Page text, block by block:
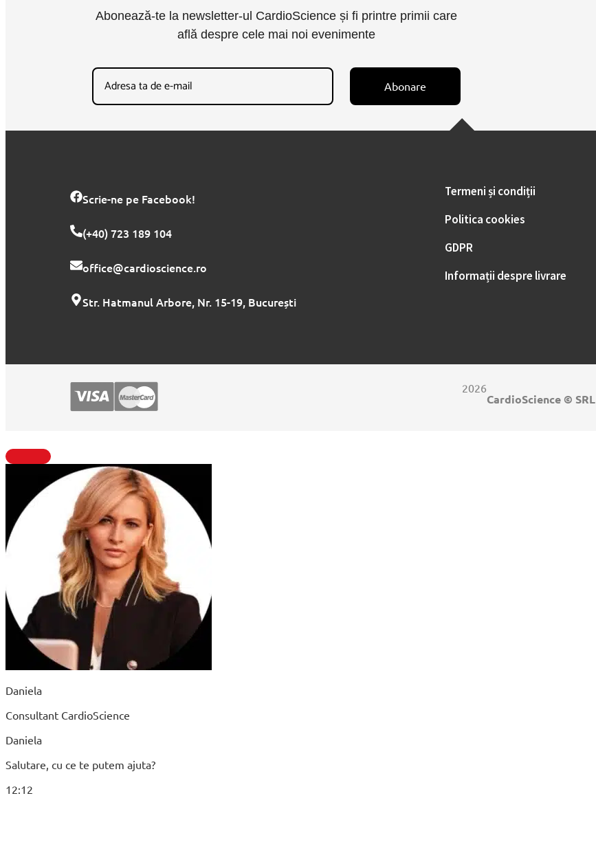
Abonează-te la newsletter-ul CardioScience și fi printre primii care
află despre cele mai noi evenimente
Abonare
Scrie-ne pe Facebook!
(+40) 723 189 104
office@cardioscience.ro
Str. Hatmanul Arbore, Nr. 15-19, București
Termeni și condiții
Politica cookies
GDPR
Informații despre livrare
2026
CardioScience © SRL
Daniela
Consultant CardioScience
Daniela
Salutare, cu ce te putem ajuta?
12:12